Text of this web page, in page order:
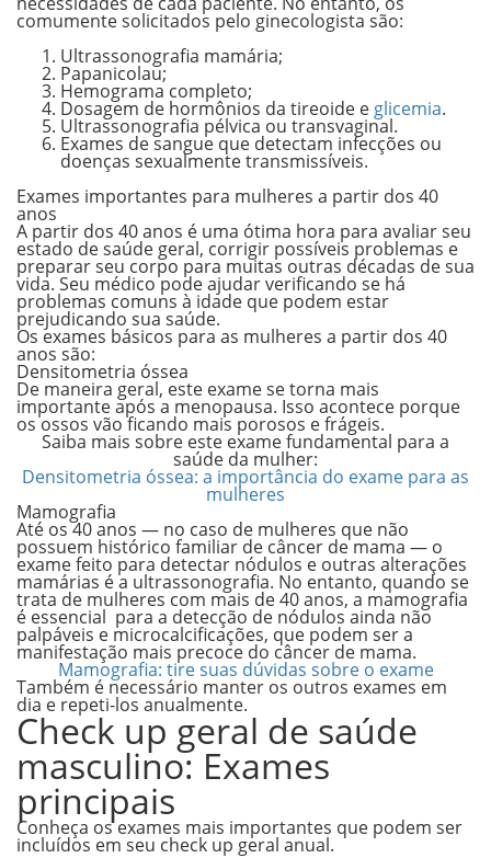
comumente solicitados pelo ginecologista são:
Ultrassonografia mamária;
Papanicolau;
Hemograma completo;
Dosagem de hormônios da tireoide e glicemia.
Ultrassonografia pélvica ou transvaginal.
Exames de sangue que detectam infecções ou
doenças sexualmente transmissíveis.
Exames importantes para mulheres a partir dos 40
anos
A partir dos 40 anos é uma ótima hora para avaliar seu
estado de saúde geral, corrigir possíveis problemas e
preparar seu corpo para muitas outras décadas de sua
vida. Seu médico pode ajudar verificando se há
problemas comuns à idade que podem estar
prejudicando sua saúde.
Os exames básicos para as mulheres a partir dos 40
anos são:
Densitometria óssea
De maneira geral, este exame se torna mais
importante após a menopausa. Isso acontece porque
os ossos vão ficando mais porosos e frágeis.
Saiba mais sobre este exame fundamental para a
saúde da mulher:
Densitometria óssea: a importância do exame para as
mulheres
Mamografia
Até os 40 anos — no caso de mulheres que não
possuem histórico familiar de câncer de mama — o
exame feito para detectar nódulos e outras alterações
mamárias é a ultrassonografia. No entanto, quando se
trata de mulheres com mais de 40 anos, a mamografia
é essencial para a detecção de nódulos ainda não
palpáveis e microcalcificações, que podem ser a
manifestação mais precoce do câncer de mama.
Mamografia: tire suas dúvidas sobre o exame
Também é necessário manter os outros exames em
dia e repeti-los anualmente.
Check up geral de saúde
masculino: Exames
principais
Conheça os exames mais importantes que podem ser
incluídos em seu check up geral anual.